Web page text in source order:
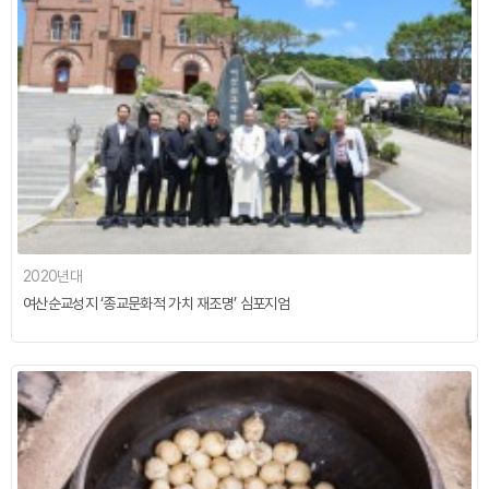
2020년대
여산순교성지 ‘종교문화적 가치 재조명’ 심포지엄